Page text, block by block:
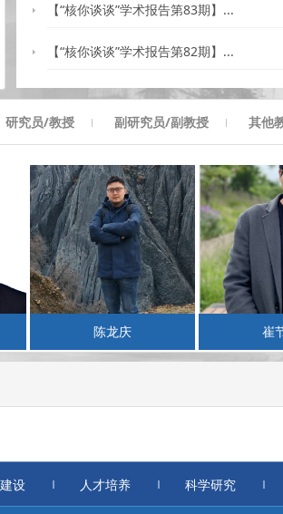
【“核你谈谈”学术报告第83期】...
【“核你谈谈”学术报告第82期】...
研究员/教授 副研究员/副教授 其他
陈龙庆 崔节
设 人才培养 科学研究